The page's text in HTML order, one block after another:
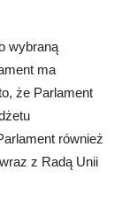
wybraną
ma
że Parlament
również
z Radą Unii